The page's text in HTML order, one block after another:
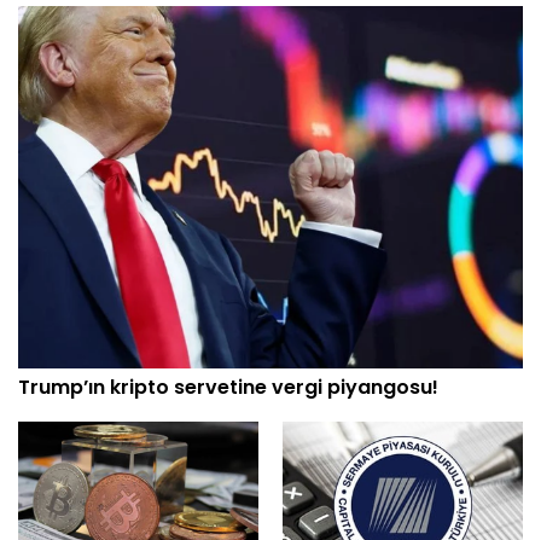
Trump’ın kripto servetine vergi piyangosu!